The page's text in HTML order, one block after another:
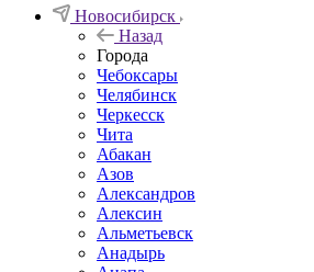
Новосибирск
Назад
Города
Чебоксары
Челябинск
Черкесск
Чита
Абакан
Азов
Александров
Алексин
Альметьевск
Анадырь